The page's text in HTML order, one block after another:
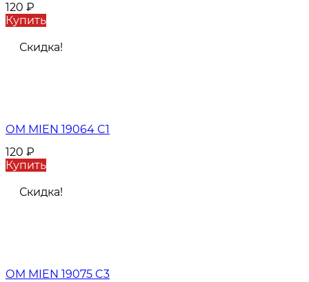
120 ₽
Купить
Скидка!
ОМ MIEN 19064 C1
120 ₽
Купить
Скидка!
ОМ MIEN 19075 C3